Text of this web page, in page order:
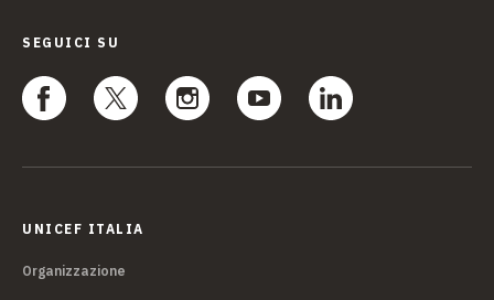
SEGUICI SU
UNICEF ITALIA
Organizzazione